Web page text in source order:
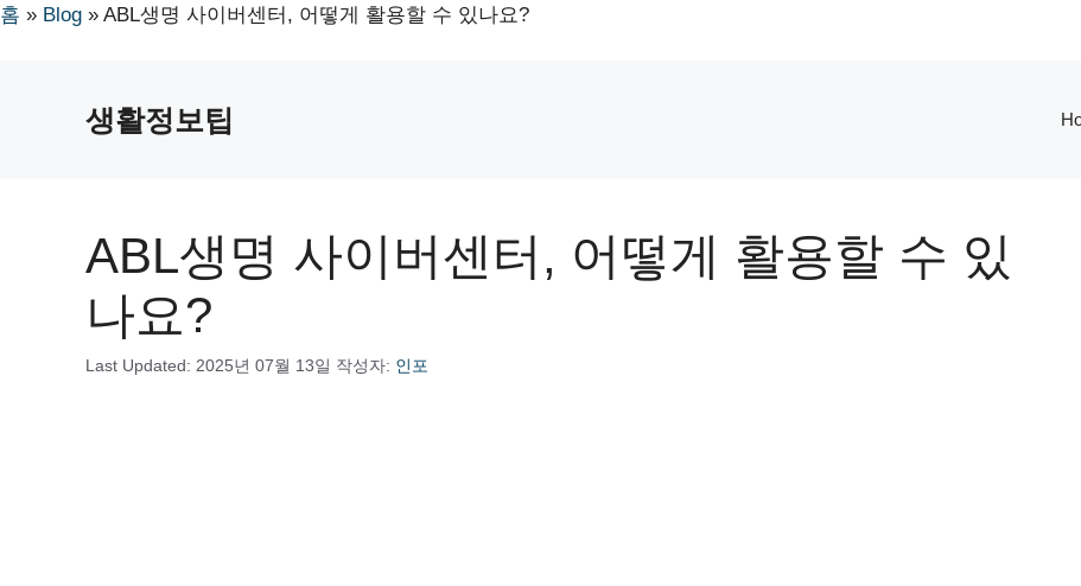
홈 » Blog » ABL생명 사이버센터, 어떻게 활용할 수 있나요?
생활정보팁
ABL생명 사이버센터, 어떻게 활용할 수 있
나요?
Last Updated: 2025년 07월 13일 작성자: 인포